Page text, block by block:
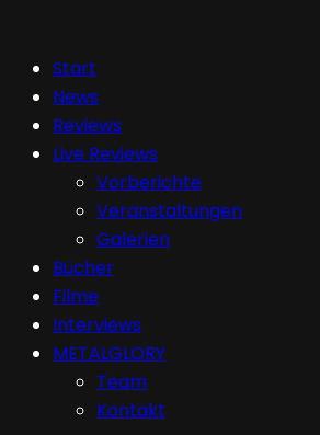
Start
News
Reviews
Live Reviews
Vorberichte
Veranstaltungen
Galerien
Bücher
Filme
Interviews
METALGLORY
Team
Kontakt